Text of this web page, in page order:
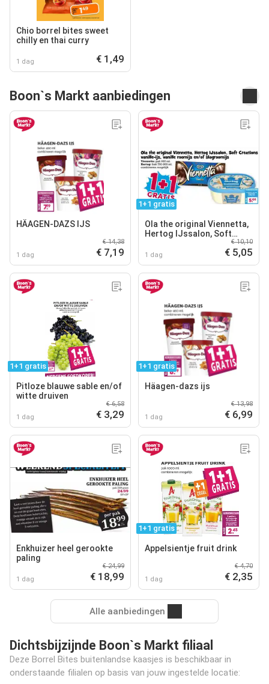
Chio borrel bites sweet
chilly en thai curry
1 dag € 1,49
Boon`s Markt aanbiedingen
HÄAGEN-DAZS IJS
1 dag
€ 14,38
€ 7,19
1+1 gratis
Ola the original Viennetta,
Hertog IJssalon, Soft
vanille roomijs en/of
1 dag
€ 10,10
€ 5,05
1+1 gratis
Pitloze blauwe sable en/of
witte druiven
1 dag
€ 6,58
€ 3,29
1+1 gratis
Häagen-dazs ijs
1 dag
€ 13,98
€ 6,99
Enkhuizer heel gerookte
paling
1 dag
€ 24,99
€ 18,99
1+1 gratis
Appelsientje fruit drink
1 dag
€ 4,70
€ 2,35
Alle aanbiedingen
Dichtsbijzijnde Boon`s Markt filiaal
Deze Borrel Bites buitenlandse kaasjes is beschikbaar in
onderstaande filialen op basis van jouw ingestelde locatie: